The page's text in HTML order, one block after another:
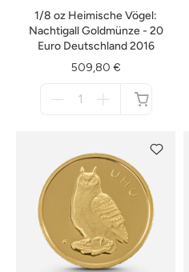
1/8 oz Heimische Vögel:
Nachtigall Goldmünze - 20
Euro Deutschland 2016
509,80 €